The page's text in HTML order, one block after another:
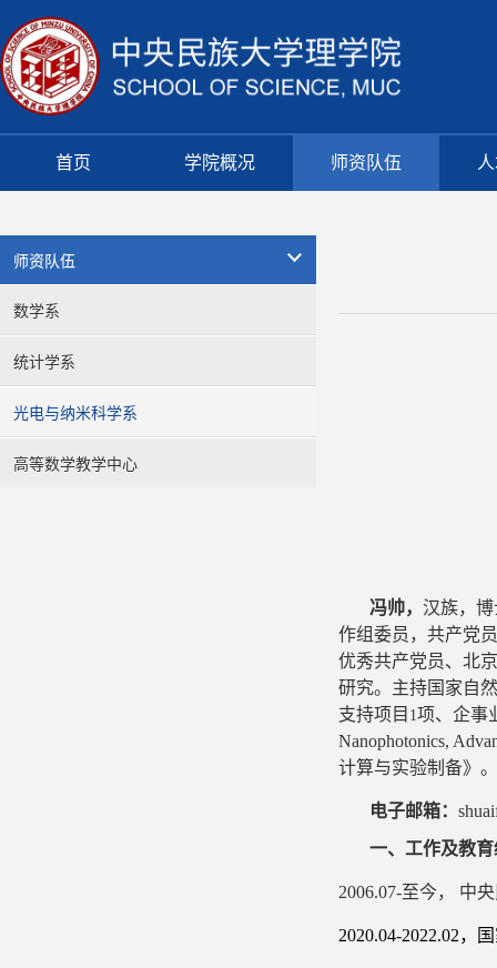
首页 学院概况 师资队伍
师资队伍
数学系
统计学系
光电与纳米科学系
高等数学教学中心
冯帅， 汉族，
作组委员，共产党
优秀共产党员、北
研究。主持国家自
支持项目 1项、企事
Nanophotonics,
计算与实验制备》。
电子邮箱：
一、工作及教
2006.07-至今， 中
2020.04-2022.02，